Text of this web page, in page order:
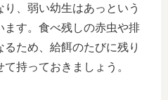
、弱い幼生はあっという
ます。食べ残しの赤虫や排
ため、給餌のたびに残り
持っておきましょう。